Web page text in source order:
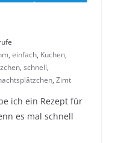
, einfach, Kuchen,
, schnell,
, Zimt
ich ein Rezept für
es mal schnell